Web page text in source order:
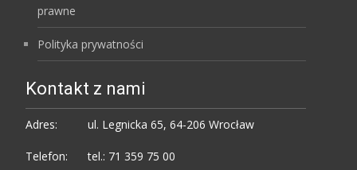
prawne
Polityka prywatności
Kontakt z nami
Adres: ul. Legnicka 65, 64-206 Wrocław
Telefon:
tel.: 71 359 75 00